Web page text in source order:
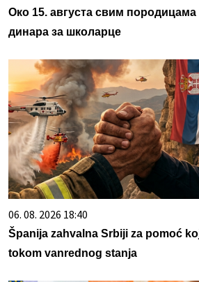
Око 15. августа свим
динара за школарце
06. 08. 2026 18:40
Španija zahvalna Srbiji za pomoć
tokom vanrednog stanja